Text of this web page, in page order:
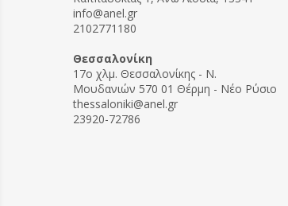
info@anel.gr
2102771180
Θεσσαλονίκη
17ο χλμ. Θεσσαλονίκης - Ν.
Μουδανιών 570 01 Θέρμη - Νέο Ρύσιο
thessaloniki@anel.gr
23920-72786